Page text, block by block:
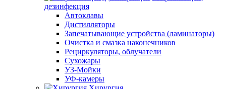
дезинфекция
Автоклавы
Дистилляторы
Запечатывающие устройства (ламинаторы)
Очистка и смазка наконечников
Рециркуляторы, облучатели
Сухожары
УЗ-Мойки
УФ-камеры